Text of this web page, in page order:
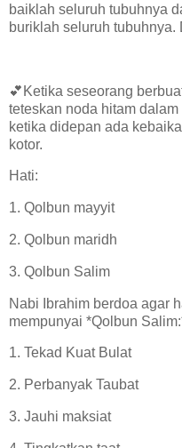
baiklah seluruh tubuhnya
buriklah seluruh tubuhnya.
💕Ketika seseorang
teteskan noda hitam
ketika didepan ada
kotor.
Hati:
1. Qolbun mayyit
2. Qolbun maridh
3. Qolbun Salim
Nabi Ibrahim berdoa agar
mempunyai *Qolbun
1. Tekad Kuat Bulat
2. Perbanyak Taubat
3. Jauhi maksiat